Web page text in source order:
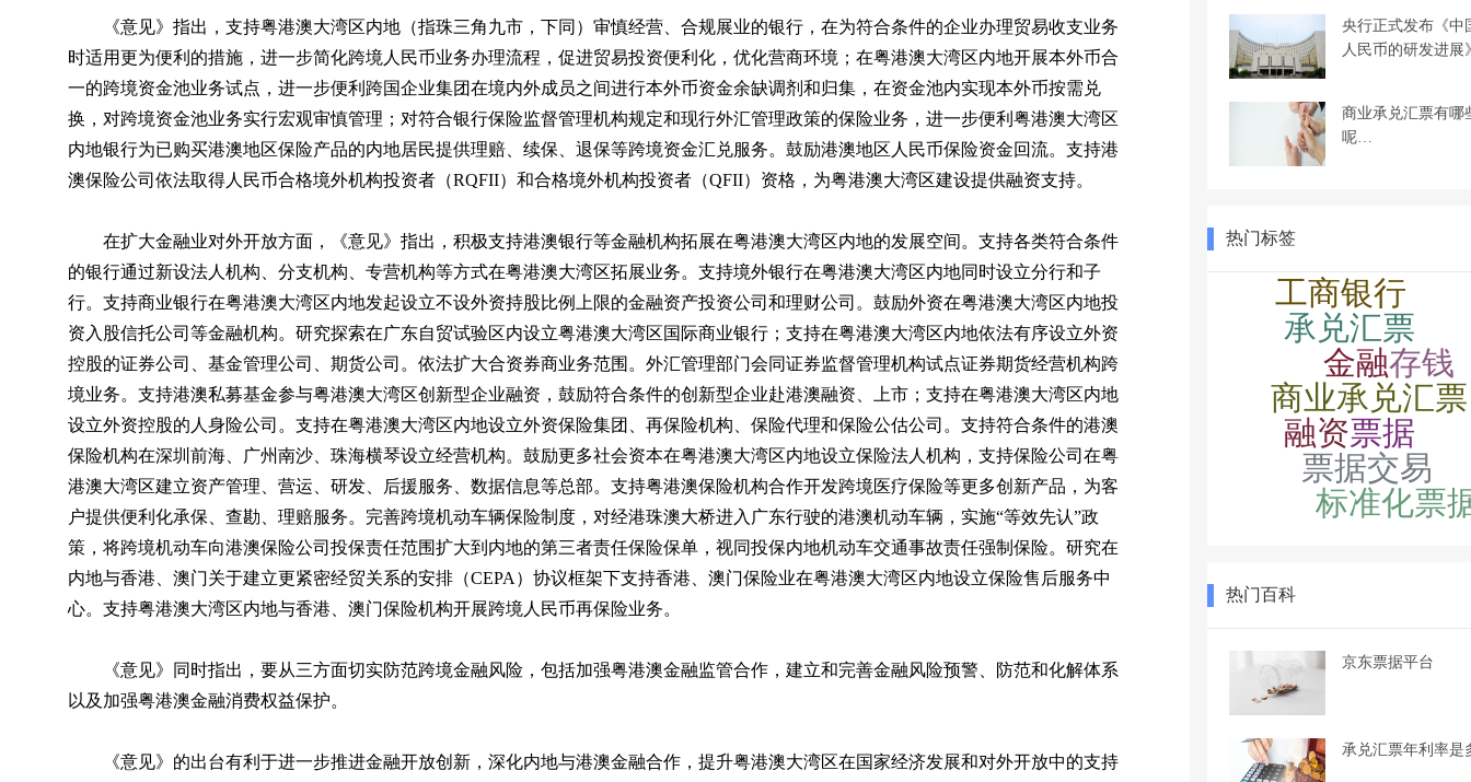
《意见》指出，支持粤港澳大湾区内地（指珠三角九市，下同）审慎经营、合规展业的银行，在为符合条件的企业办理贸易收支业务
时适用更为便利的措施，进一步简化跨境人民币业务办理流程，促进贸易投资便利化，优化营商环境；在粤港澳大湾区内地开展本外币合
一的跨境资金池业务试点，进一步便利跨国企业集团在境内外成员之间进行本外币资金余缺调剂和归集，在资金池内实现本外币按需兑
换，对跨境资金池业务实行宏观审慎管理；对符合银行保险监督管理机构规定和现行外汇管理政策的保险业务，进一步便利粤港澳大湾区
内地银行为已购买港澳地区保险产品的内地居民提供理赔、续保、退保等跨境资金汇兑服务。鼓励港澳地区人民币保险资金回流。支持港
澳保险公司依法取得人民币合格境外机构投资者（RQFII）和合格境外机构投资者（QFII）资格，为粤港澳大湾区建设提供融资支持。
在扩大金融业对外开放方面，《意见》指出，积极支持港澳银行等金融机构拓展在粤港澳大湾区内地的发展空间。支持各类符合条件
的银行通过新设法人机构、分支机构、专营机构等方式在粤港澳大湾区拓展业务。支持境外银行在粤港澳大湾区内地同时设立分行和子
行。支持商业银行在粤港澳大湾区内地发起设立不设外资持股比例上限的金融资产投资公司和理财公司。鼓励外资在粤港澳大湾区内地投
资入股信托公司等金融机构。研究探索在广东自贸试验区内设立粤港澳大湾区国际商业银行；支持在粤港澳大湾区内地依法有序设立外资
控股的证券公司、基金管理公司、期货公司。依法扩大合资券商业务范围。外汇管理部门会同证券监督管理机构试点证券期货经营机构跨
境业务。支持港澳私募基金参与粤港澳大湾区创新型企业融资，鼓励符合条件的创新型企业赴港澳融资、上市；支持在粤港澳大湾区内地
设立外资控股的人身险公司。支持在粤港澳大湾区内地设立外资保险集团、再保险机构、保险代理和保险公估公司。支持符合条件的港澳
保险机构在深圳前海、广州南沙、珠海横琴设立经营机构。鼓励更多社会资本在粤港澳大湾区内地设立保险法人机构，支持保险公司在粤
港澳大湾区建立资产管理、营运、研发、后援服务、数据信息等总部。支持粤港澳保险机构合作开发跨境医疗保险等更多创新产品，为客
户提供便利化承保、查勘、理赔服务。完善跨境机动车辆保险制度，对经港珠澳大桥进入广东行驶的港澳机动车辆，实施“等效先认”政
策，将跨境机动车向港澳保险公司投保责任范围扩大到内地的第三者责任保险保单，视同投保内地机动车交通事故责任强制保险。研究在
内地与香港、澳门关于建立更紧密经贸关系的安排（CEPA）协议框架下支持香港、澳门保险业在粤港澳大湾区内地设立保险售后服务中
心。支持粤港澳大湾区内地与香港、澳门保险机构开展跨境人民币再保险业务。
《意见》同时指出，要从三方面切实防范跨境金融风险，包括加强粤港澳金融监管合作，建立和完善金融风险预警、防范和化解体系
以及加强粤港澳金融消费权益保护。
《意见》的出台有利于进一步推进金融开放创新，深化内地与港澳金融合作，提升粤港澳大湾区在国家经济发展和对外开放中的支持
央行正式发布《中
人民币的研发进
商业承兑汇票有哪
呢…
热门标签
热门百科
京东票据平台
承兑汇票年利率是